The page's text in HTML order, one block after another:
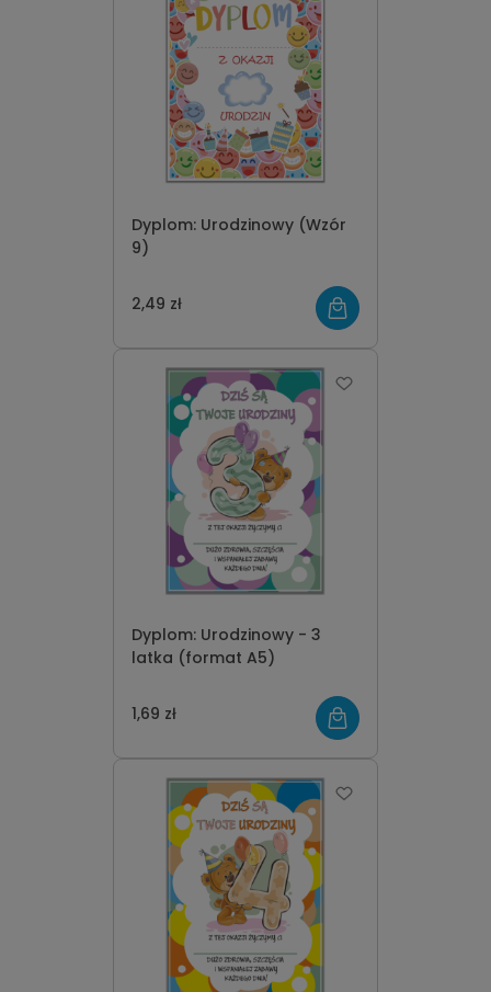
Dyplom: Urodzinowy (Wzór
9)
2,49 zł
Dyplom: Urodzinowy - 3
latka (format A5)
1,69 zł